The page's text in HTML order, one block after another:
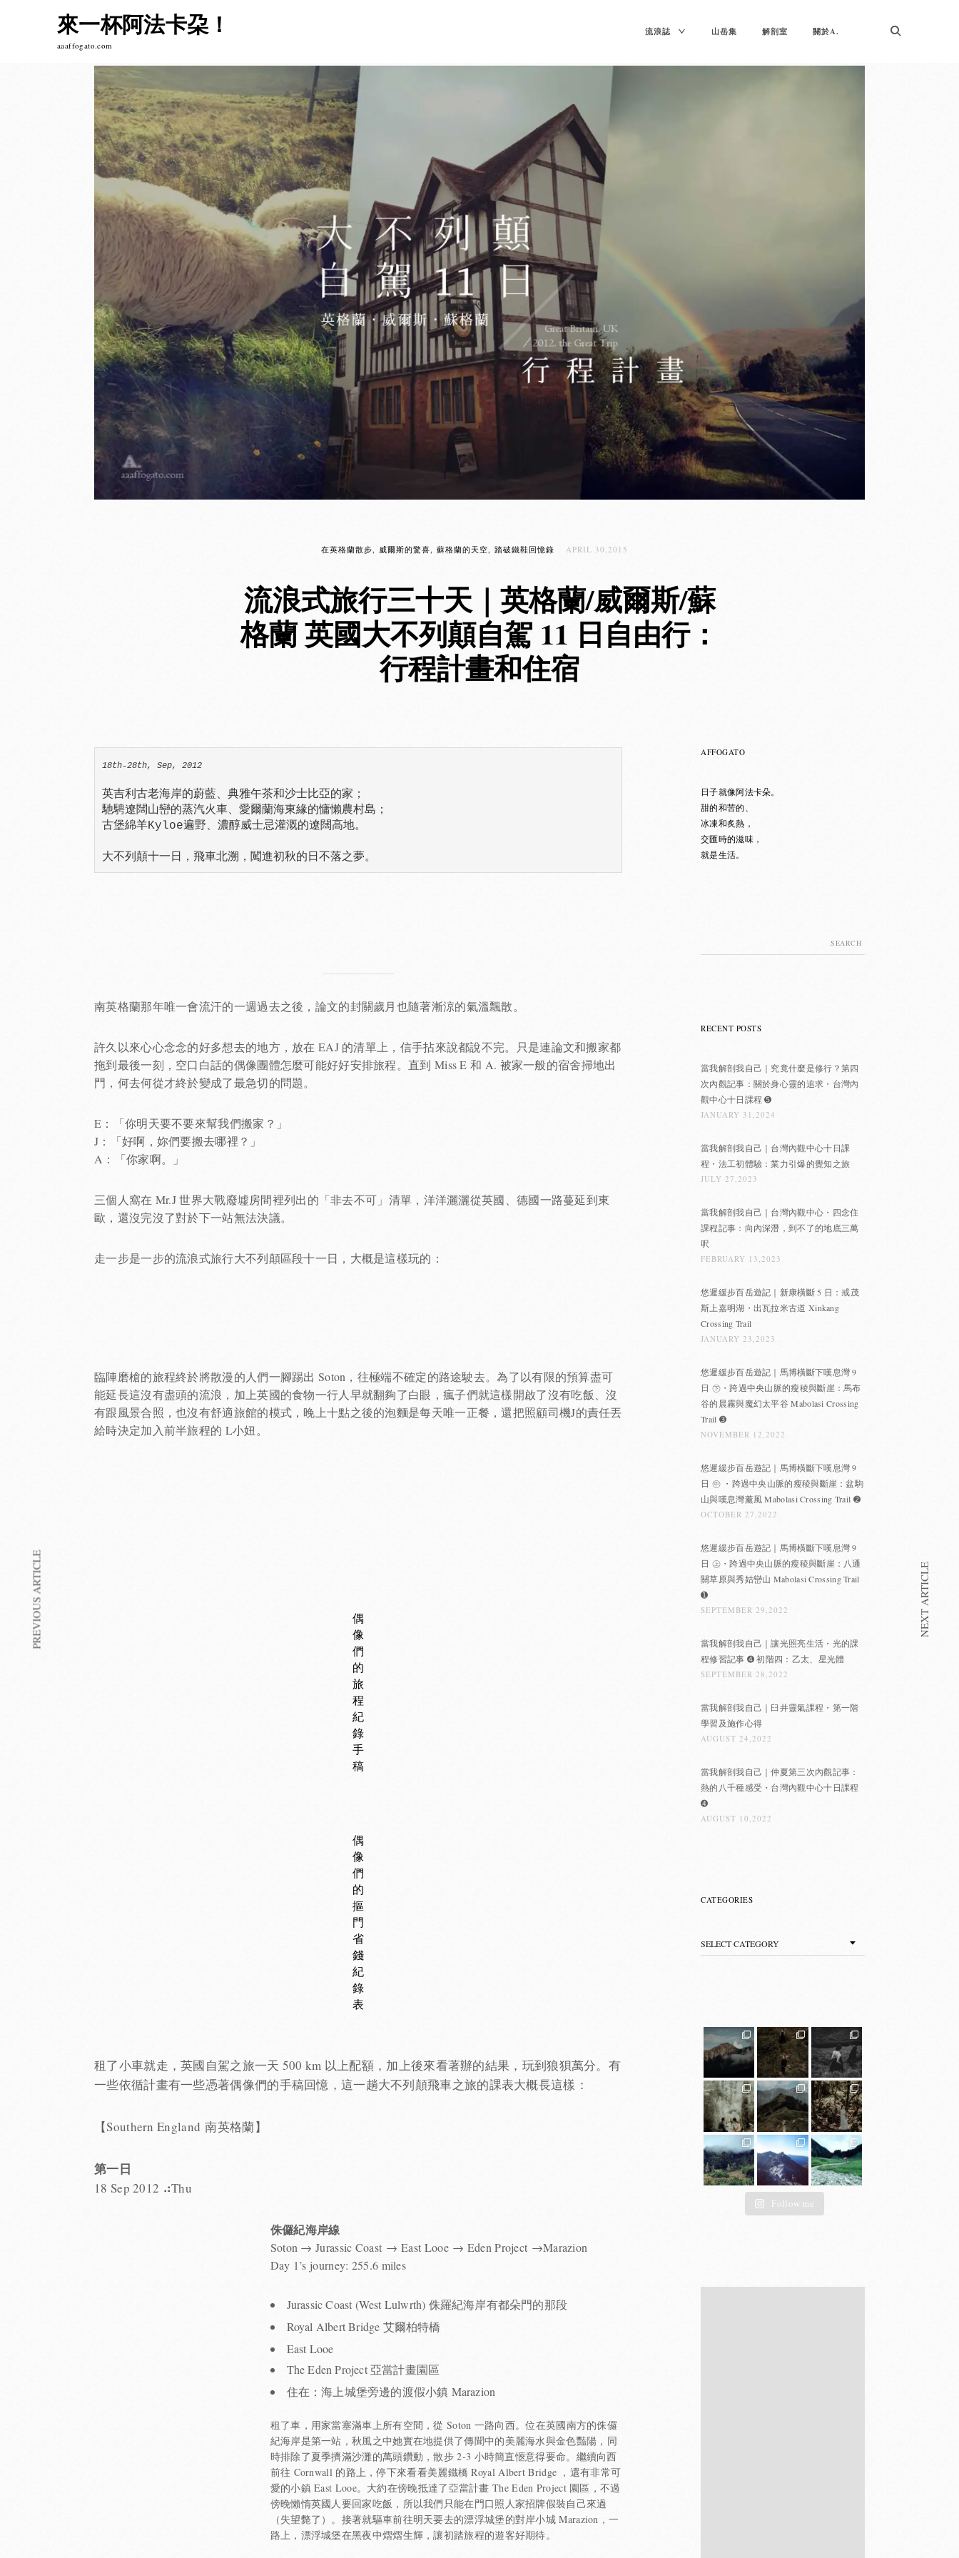
來一杯阿法卡朶！
aaaffogato.com
流浪誌 TOGGLE
CHILD
山岳集 解剖室 關於A.
在英格蘭散步 威爾斯的驚喜 蘇格蘭的天空 踏破鐵鞋回憶錄 APRIL 30,2015
流浪式旅行三十天｜英格蘭/威爾斯/蘇
格蘭 英國大不列顛自駕 11 日自由行：
行程計畫和住宿
18th-28th, Sep, 2012
英吉利古老海岸的蔚藍、典雅午茶和沙士比亞的家；
馳騁遼闊山巒的蒸汽火車、愛爾蘭海東緣的慵懶農村島；
古堡綿羊Kyloe遍野、濃醇威士忌灌溉的遼闊高地。
大不列顛十一日，飛車北溯，闖進初秋的日不落之夢。
南英格蘭那年唯一會流汗的一週過去之後，論文的封關歲月也隨著漸涼的氣溫飄散。
許久以來心心念念的好多想去的地方，放在 EAJ 的清單上，信手拈來說都說不完。只是連論文和搬家都
拖到最後一刻，空口白話的偶像團體怎麼可能好好安排旅程。直到 Miss E 和 A. 被家一般的宿舍掃地出
門，何去何從才終於變成了最急切的問題。
E：「你明天要不要來幫我們搬家？」
J：「好啊，妳們要搬去哪裡？」
A：「你家啊。」
三個人窩在 Mr.J 世界大戰廢墟房間裡列出的「非去不可」清單，洋洋灑灑從英國、德國一路蔓延到東
歐，還沒完沒了對於下一站無法決議。
走一步是一步的流浪式旅行大不列顛區段十一日，大概是這樣玩的：
臨陣磨槍的旅程終於將散漫的人們一腳踢出 Soton，往極端不確定的路途駛去。為了以有限的預算盡可
能延長這沒有盡頭的流浪，加上英國的食物一行人早就翻夠了白眼，瘋子們就這樣開啟了沒有吃飯、沒
有跟風景合照，也沒有舒適旅館的模式，晚上十點之後的泡麵是每天唯一正餐，還把照顧司機J的責任丟
給時決定加入前半旅程的 L小妞。
偶
像
們
的
旅
程
紀
錄
手
稿
偶
像
們
的
摳
門
省
錢
紀
錄
表
租了小車就走，英國自駕之旅一天 500 km 以上配額，加上後來看著辦的結果，玩到狼狽萬分。有
一些依循計畫有一些憑著偶像們的手稿回憶，這一趟大不列顛飛車之旅的課表大概長這樣：
【Southern England 南英格蘭】
第一日
18 Sep 2012 ⠴Thu
侏儸紀海岸線
Soton → Jurassic Coast → East Looe → Eden Project →Marazion
Day 1’s journey: 255.6 miles
Jurassic Coast (West Lulwrth) 侏羅紀海岸有都朵門的那段
Royal Albert Bridge 艾爾柏特橋
East Looe
The Eden Project 亞當計畫園區
住在：海上城堡旁邊的渡假小鎮 Marazion
租了車，用家當塞滿車上所有空間，從 Soton 一路向西。位在英國南方的侏儸
紀海岸是第一站，秋風之中她實在地提供了傳聞中的美麗海水與金色豔陽，同
時排除了夏季擠滿沙灘的萬頭鑽動，散步 2-3 小時簡直愜意得要命。繼續向西
前往 Cornwall 的路上，停下來看看美麗鐵橋 Royal Albert Bridge ，還有非常可
愛的小鎮 East Looe。大約在傍晚抵達了亞當計畫 The Eden Project 園區，不過
傍晚懶惰英國人要回家吃飯，所以我們只能在門口照人家招牌假裝自己來過
（失望斃了）。接著就驅車前往明天要去的漂浮城堡的對岸小城 Marazion，一
路上，漂浮城堡在黑夜中熠熠生輝，讓初踏旅程的遊客好期待。
PREVIOUS ARTICLE NEXT ARTICLE
AFFOGATO
日子就像阿法卡朵。
甜的和苦的、
冰凍和炙熱，
交匯時的滋味，
就是生活。
for:
RECENT POSTS
當我解剖我自己｜究竟什麼是修行？第四
次內觀記事：關於身心靈的追求・台灣內
觀中心十日課程 ➎
JANUARY 31,2024
當我解剖我自己｜台灣內觀中心十日課
程・法工初體驗：業力引爆的覺知之旅
JULY 27,2023
當我解剖我自己｜台灣內觀中心・四念住
課程記事：向內深潛，到不了的地底三萬
呎
FEBRUARY 13,2023
悠遲緩步百岳遊記｜新康橫斷 5 日：戒茂
斯上嘉明湖・出瓦拉米古道 Xinkang
Crossing Trail
JANUARY 23,2023
悠遲緩步百岳遊記｜馬博橫斷下嘆息灣 9
日 ㊦・跨過中央山脈的瘦稜與斷崖：馬布
谷的晨霧與魔幻太平谷 Mabolasi Crossing
Trail ➌
NOVEMBER 12,2022
悠遲緩步百岳遊記｜馬博橫斷下嘆息灣 9
日 ㊥ ・跨過中央山脈的瘦稜與斷崖：盆駒
山與嘆息灣薰風 Mabolasi Crossing Trail ➋
OCTOBER 27,2022
悠遲緩步百岳遊記｜馬博橫斷下嘆息灣 9
日 ㊤・跨過中央山脈的瘦稜與斷崖：八通
關草原與秀姑巒山 Mabolasi Crossing Trail
➊
SEPTEMBER 29,2022
當我解剖我自己｜讓光照亮生活・光的課
程修習記事 ➍ 初階四：乙太、星光體
SEPTEMBER 28,2022
當我解剖我自己｜臼井靈氣課程・第一階
學習及施作心得
AUGUST 24,2022
當我解剖我自己｜仲夏第三次內觀記事：
熱的八千種感受・台灣內觀中心十日課程
➍
AUGUST 10,2022
CATEGORIES
Categories
Follow me